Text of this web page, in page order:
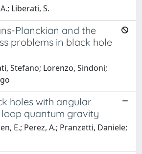
Liberati, S.
Planckian and the
problems in black hole
Stefano; Lorenzo, Sindoni;
holes with angular
quantum gravity
E.; Perez, A.; Pranzetti, Daniele;